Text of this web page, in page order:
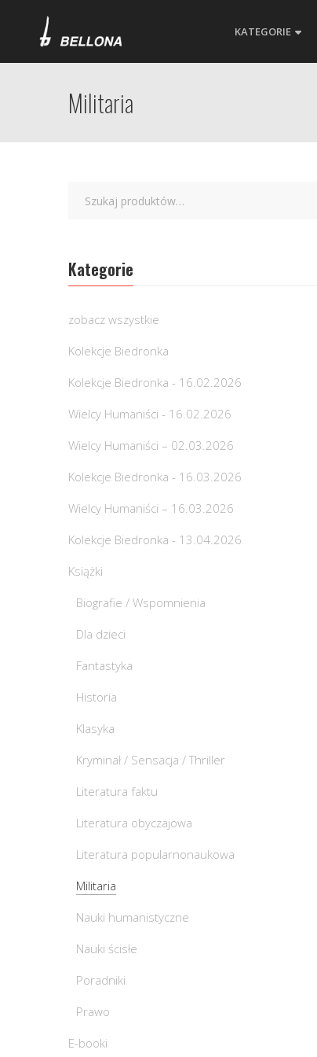
KATEGORIE
Militaria
Kategorie
zobacz wszystkie
Kolekcje Biedronka
Kolekcje Biedronka - 16.02.2026
Wielcy Humaniści - 16.02.2026
Wielcy Humaniści – 02.03.2026
Kolekcje Biedronka - 16.03.2026
Wielcy Humaniści – 16.03.2026
Kolekcje Biedronka - 13.04.2026
Książki
Biografie / Wspomnienia
Dla dzieci
Fantastyka
Historia
Klasyka
Kryminał / Sensacja / Thriller
Literatura faktu
Literatura obyczajowa
Literatura popularnonaukowa
Militaria
Nauki humanistyczne
Nauki ścisłe
Poradniki
Prawo
E-booki